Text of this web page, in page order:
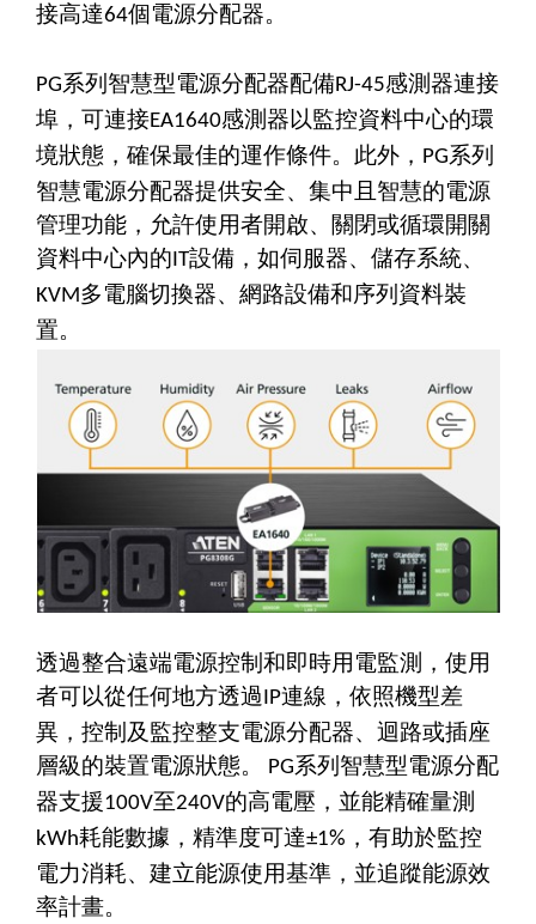
接高達64個電源分配器。
PG系列智慧型電源分配器配備RJ-45感測器連接
埠，可連接EA1640感測器以監控資料中心的環
境狀態，確保最佳的運作條件。此外， PG系列
智慧電源分配器提供安全、集中且智慧的電源
管理功能，允許使用者開啟、關閉或循環開關
資料中心內的IT設備，如伺服器、儲存系統、
KVM多電腦切換器、網路設備和序列資料裝
置。
透過整合遠端電源控制和即時用電監測，使用
者可以從任何地方透過 IP連線，依照機型差
異，控制及監控整支電源分配器、迴路或插座
層級的裝置電源狀態。
PG系列智慧型電源分配
器支援100V至240V的高電壓，並能精確量測
kWh耗能數據，精準度可達±1% ，有助於監控
電力消耗、建立能源使用基準，並追蹤能源效
率計畫。